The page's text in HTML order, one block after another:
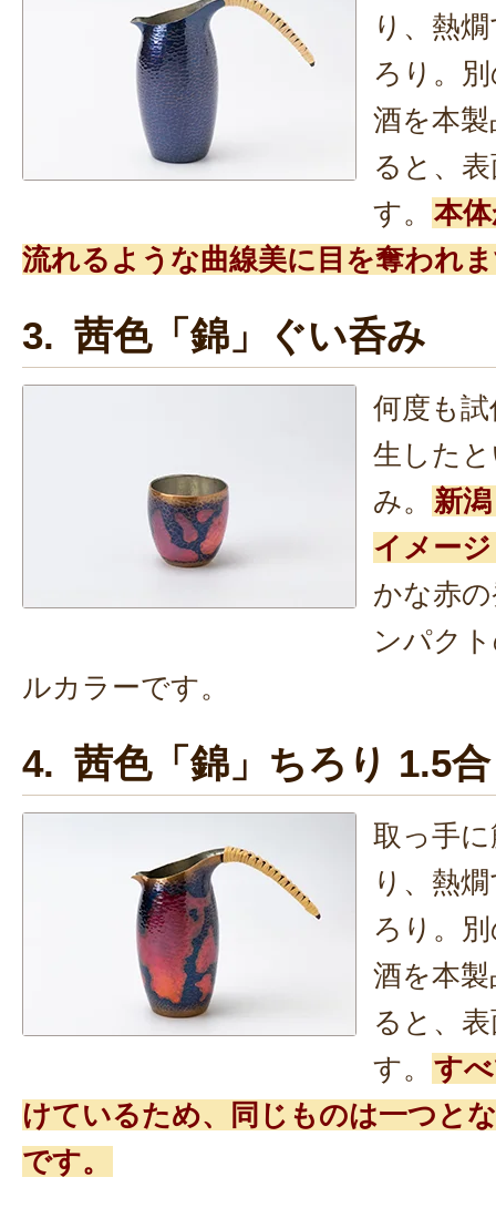
り、熱
ろり。
酒を本
ると、
す。 本
流れるような曲線美に目を奪われ
3. 茜色「錦」ぐい呑み
何度も
生した
み。
新
イメー
かな赤
ンパク
ルカラーです。
4. 茜色「錦」ちろり 1.5合
取っ手
り、熱
ろり。
酒を本
ると、
す。 す
けているため、同じものは一つと
です。